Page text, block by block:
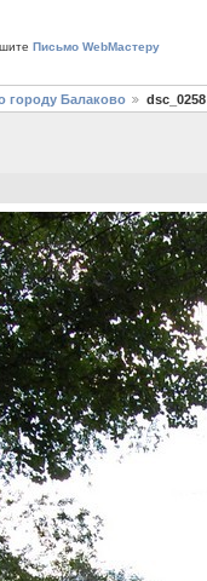
Письмо WebМастеру
городу Балаково dsc_0258